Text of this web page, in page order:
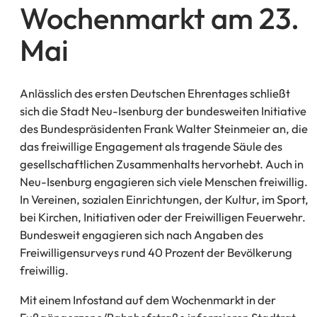
Wochenmarkt am 23.
Mai
Anlässlich des ersten Deutschen Ehrentages schließt
sich die Stadt Neu-Isenburg der bundesweiten Initiative
des Bundespräsidenten Frank Walter Steinmeier an, die
das freiwillige Engagement als tragende Säule des
gesellschaftlichen Zusammenhalts hervorhebt. Auch in
Neu-Isenburg engagieren sich viele Menschen freiwillig.
In Vereinen, sozialen Einrichtungen, der Kultur, im Sport,
bei Kirchen, Initiativen oder der Freiwilligen Feuerwehr.
Bundesweit engagieren sich nach Angaben des
Freiwilligensurveys rund 40 Prozent der Bevölkerung
freiwillig.
Mit einem Infostand auf dem Wochenmarkt in der